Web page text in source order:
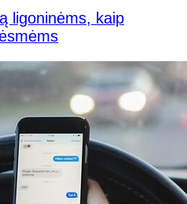
ligoninėms, kaip